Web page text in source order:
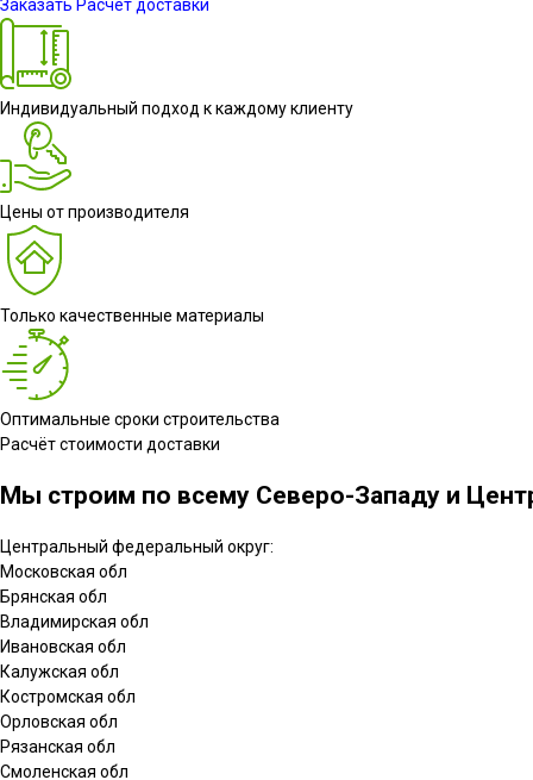
Заказать Расчет доставки
Индивидуальный подход к каждому клиенту
Цены от производителя
Только качественные материалы
Оптимальные сроки строительства
Расчёт стоимости доставки
Мы строим по всему Северо-Западу и
Центральный федеральный округ:
Московская обл
Брянская обл
Владимирская обл
Ивановская обл
Калужская обл
Костромская обл
Орловская обл
Рязанская обл
Смоленская обл